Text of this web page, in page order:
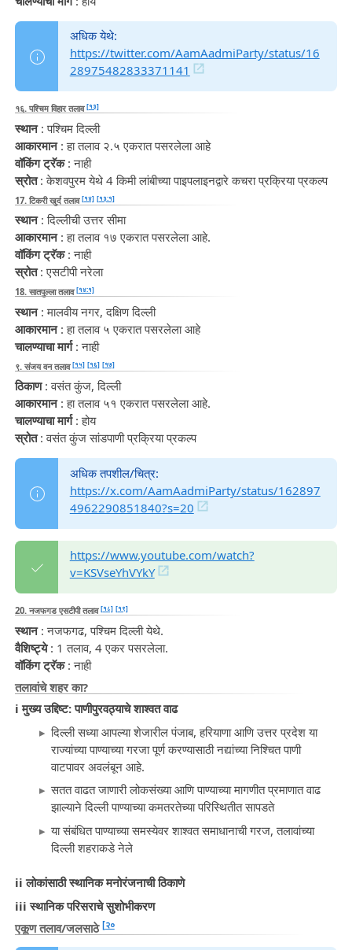
अधिक येथे:
https://twitter.com/AamAadmiParty/status/16
28975482833371141
१६. पश्चिम विहार तलाव[१३]
स्थान: पश्चिम दिल्ली
आकारमान: हा तलाव २.५ एकरात पसरलेला आहे
वॉकिंग ट्रॅक: नाही
स्रोत: केशवपुरम येथे 4 किमी लांबीच्या पाइपलाइनद्वारे कचरा प्रक्रिया प्रकल्प
17. टिकरी खुर्द तलाव[१४] [१३:१]
स्थान: दिल्लीची उत्तर सीमा
आकारमान: हा तलाव १७ एकरात पसरलेला आहे.
वॉकिंग ट्रॅक: नाही
स्रोत: एसटीपी नरेला
18. सातपुल्ला तलाव[१४:१]
स्थान: मालवीय नगर, दक्षिण दिल्ली
आकारमान: हा तलाव ५ एकरात पसरलेला आहे
चालण्याचा मार्ग: नाही
९. संजय वन तलाव[१५] [१६] [१७]
ठिकाण: वसंत कुंज, दिल्ली
आकारमान: हा तलाव ५१ एकरात पसरलेला आहे.
चालण्याचा मार्ग: होय
स्रोत: वसंत कुंज सांडपाणी प्रक्रिया प्रकल्प
अधिक तपशील/चित्र:
https://x.com/AamAadmiParty/status/162897
4962290851840?s=20
https://www.youtube.com/watch?
v=KSVseYhVYkY
20. नजफगड एसटीपी तलाव[१८] [१९]
स्थान: नजफगढ, पश्चिम दिल्ली येथे.
वैशिष्ट्ये: 1 तलाव, 4 एकर पसरलेला.
वॉकिंग ट्रॅक: नाही
तलावांचे शहर का?
i मुख्य उद्दिष्ट: पाणीपुरवठ्याचे शाश्वत वाढ
दिल्ली सध्या आपल्या शेजारील पंजाब, हरियाणा आणि उत्तर प्रदेश या
राज्यांच्या पाण्याच्या गरजा पूर्ण करण्यासाठी नद्यांच्या निश्चित पाणी
वाटपावर अवलंबून आहे.
सतत वाढत जाणारी लोकसंख्या आणि पाण्याच्या मागणीत प्रमाणात वाढ
झाल्याने दिल्ली पाण्याच्या कमतरतेच्या परिस्थितीत सापडते
या संबंधित पाण्याच्या समस्येवर शाश्वत समाधानाची गरज, तलावांच्या
दिल्ली शहराकडे नेले
ii लोकांसाठी स्थानिक मनोरंजनाची ठिकाणे
iii स्थानिक परिसराचे सुशोभीकरण
एकूण तलाव/जलसाठे [२०